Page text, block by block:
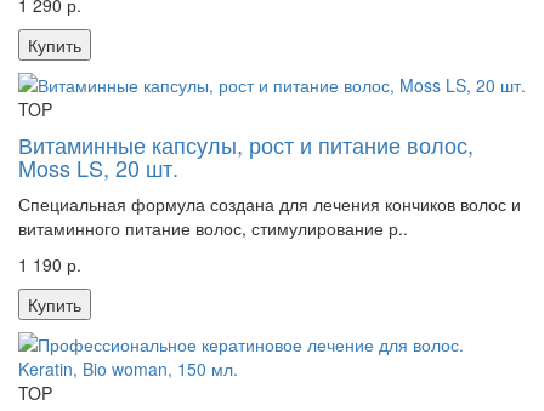
1 290 р.
Купить
TOP
Витаминные капсулы, рост и питание волос,
Moss LS, 20 шт.
Специальная формула создана для лечения кончиков волос и
витаминного питание волос, стимулирование р..
1 190 р.
Купить
TOP